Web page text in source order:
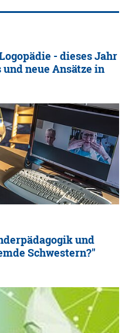
- dieses Jahr
neue Ansätze in
und
Schwestern?"